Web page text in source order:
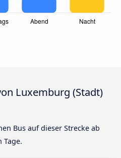
Luxemburg (Stadt)
Bus auf dieser Strecke ab
Tage.